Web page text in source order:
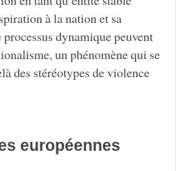
à la nation et sa
dynamique peuvent
un phénomène qui se
des stéréotypes de violence
européennes